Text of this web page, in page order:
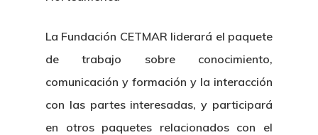
La Fundación CETMAR liderará el paquete
de trabajo sobre conocimiento,
comunicación y formación y la interacción
con las partes interesadas, y participará
en otros paquetes relacionados con el